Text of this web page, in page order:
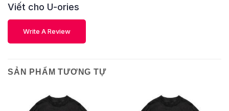
Viết cho U-ories
Write A Review
SẢN PHẨM TƯƠNG TỰ